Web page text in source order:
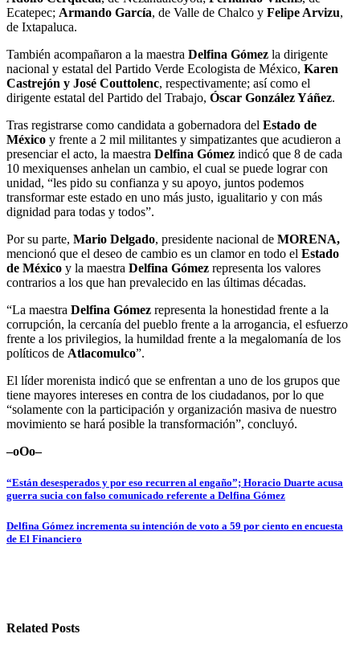
Ecatepec; Armando García, de Valle de Chalco y Felipe Arvizu,
de Ixtapaluca.
También acompañaron a la maestra Delfina Gómez la dirigente
nacional y estatal del Partido Verde Ecologista de México, Karen
Castrejón y José Couttolenc, respectivamente; así como el
dirigente estatal del Partido del Trabajo, Óscar González Yáñez.
Tras registrarse como candidata a gobernadora del Estado de
México y frente a 2 mil militantes y simpatizantes que acudieron a
presenciar el acto, la maestra Delfina Gómez indicó que 8 de cada
10 mexiquenses anhelan un cambio, el cual se puede lograr con
unidad, “les pido su confianza y su apoyo, juntos podemos
transformar este estado en uno más justo, igualitario y con más
dignidad para todas y todos”.
Por su parte, Mario Delgado, presidente nacional de MORENA,
mencionó que el deseo de cambio es un clamor en todo el Estado
de México y la maestra Delfina Gómez representa los valores
contrarios a los que han prevalecido en las últimas décadas.
“La maestra Delfina Gómez representa la honestidad frente a la
corrupción, la cercanía del pueblo frente a la arrogancia, el esfuerzo
frente a los privilegios, la humildad frente a la megalomanía de los
políticos de Atlacomulco”.
El líder morenista indicó que se enfrentan a uno de los grupos que
tiene mayores intereses en contra de los ciudadanos, por lo que
“solamente con la participación y organización masiva de nuestro
movimiento se hará posible la transformación”, concluyó.
–oOo–
Navegación
de
entradas
“Están desesperados y por eso recurren al engaño”; Horacio Duarte acusa
guerra sucia con falso comunicado referente a Delfina Gómez
Delfina Gómez incrementa su intención de voto a 59 por ciento en encuesta
de El Financiero
Related Posts